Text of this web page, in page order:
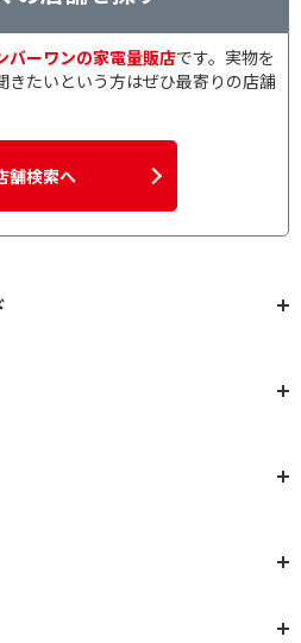
り込む
過熱水蒸気
で絞り込む
バーワンの家電量販店です。実物を
きたいという方はぜひ最寄りの店舗
舗検索へ